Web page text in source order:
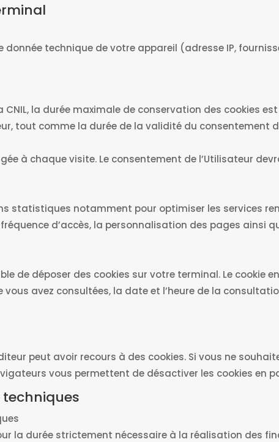
technique de votre appareil (adresse IP,
la durée maximale de conservation des cookies
tout comme la durée de la validité du consentement
à chaque visite. Le consentement de l’Utilisateur
statistiques notamment pour optimiser les services
d’accès, la personnalisation des pages ainsi
de déposer des cookies sur votre terminal. Le cookie
avez consultées, la date et l’heure de la
peut avoir recours à des cookies. Si vous ne
vous permettent de désactiver les cookies en
la durée strictement nécessaire à la réalisation des